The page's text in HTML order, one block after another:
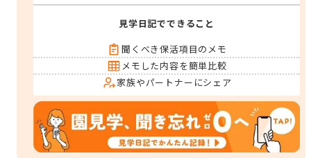
見学日記でできること
聞くべき保活項目のメモ
メモした内容を簡単比較
家族やパートナーにシェア